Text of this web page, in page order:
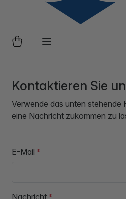
Kontaktieren Sie
Verwende das unten stehende
eine Nachricht zukommen zu
E-Mail
Nachricht